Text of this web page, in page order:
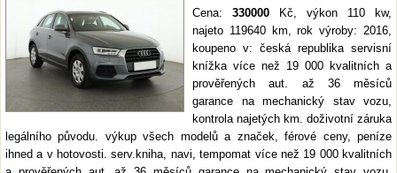
Cena: 330000 Kč, výkon 110 kw,
najeto 119640 km, rok výroby: 2016,
koupeno v: česká republika servisní
knížka více než 19 000 kvalitních a
prověřených aut. až 36 měsíců
garance na mechanický stav vozu,
kontrola najetých km. doživotní záruka
legálního původu. výkup všech modelů a značek, férové ceny, peníze
ihned a v hotovosti. serv.kniha, navi, tempomat více než 19 000 kvalitních